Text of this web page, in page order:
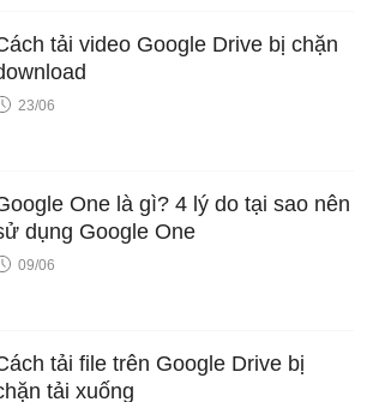
tải video Google Drive bị chặn
23/06
One là gì? 4 lý do tại sao nên
dụng Google One
09/06
tải file trên Google Drive bị
tải xuống